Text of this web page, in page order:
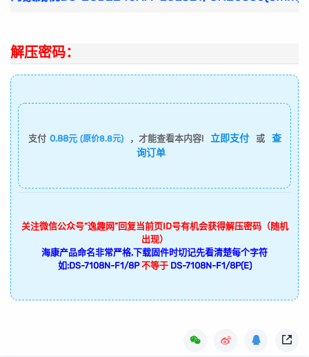
解压密码：
支付 0.88元 (原价8.8元) ，才能查看本内容! 立即支付 或
查
询订单
关注微信公众号“逸趣网”回复当前页ID号有机会获得解压密码（随机
出现）
海康产品命名非常严格,下载固件时切记先看清楚每个字符
如:DS-7108N-F1/8P 不等于 DS-7108N-F1/8P(E)